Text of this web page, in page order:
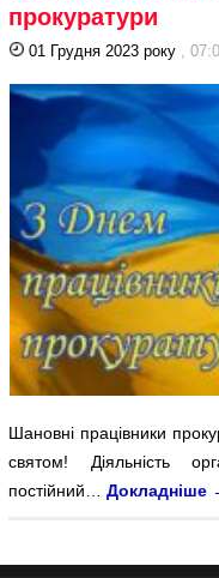
прокуратури
01 Грудня 2023 року ,
Шановні працівники
святом! Діяльність
постійний…Докладніше